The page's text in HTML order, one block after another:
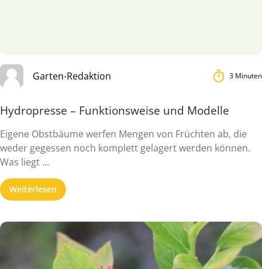
Garten-Redaktion 3 Minuten
Hydropresse – Funktionsweise und Modelle
Eigene Obstbäume werfen Mengen von Früchten ab, die
weder gegessen noch komplett gelagert werden können.
Was liegt ...
Weiterlesen